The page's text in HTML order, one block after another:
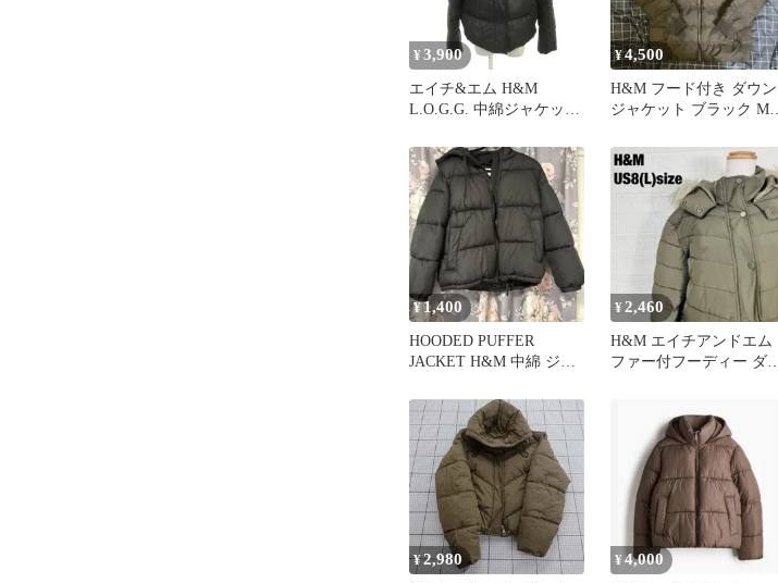
¥ 3,900
エイチ&エム H&M
L.O.G.G. 中綿ジャケット
ンドカラー 長袖 無地
/AH29 ■GY99
¥4,500
H&M フード付き ダウン
ジャケット ブラック Mサ
¥1,400
HOODED PUFFER
JACKET H&M 中綿 ジャ
¥2,460
H&M エイチアンドエム
ファー付フーディー ダウ
¥2,980 ¥4,000